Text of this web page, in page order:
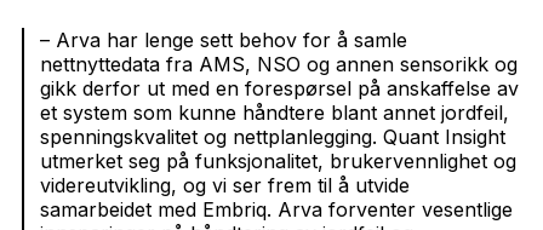
– Arva har lenge sett behov for å samle
nettnyttedata fra AMS, NSO og annen sensorikk og
gikk derfor ut med en forespørsel på anskaffelse av
et system som kunne håndtere blant annet jordfeil,
spenningskvalitet og nettplanlegging. Quant Insight
utmerket seg på funksjonalitet, brukervennlighet og
videreutvikling, og vi ser frem til å utvide
samarbeidet med Embriq. Arva forventer vesentlige